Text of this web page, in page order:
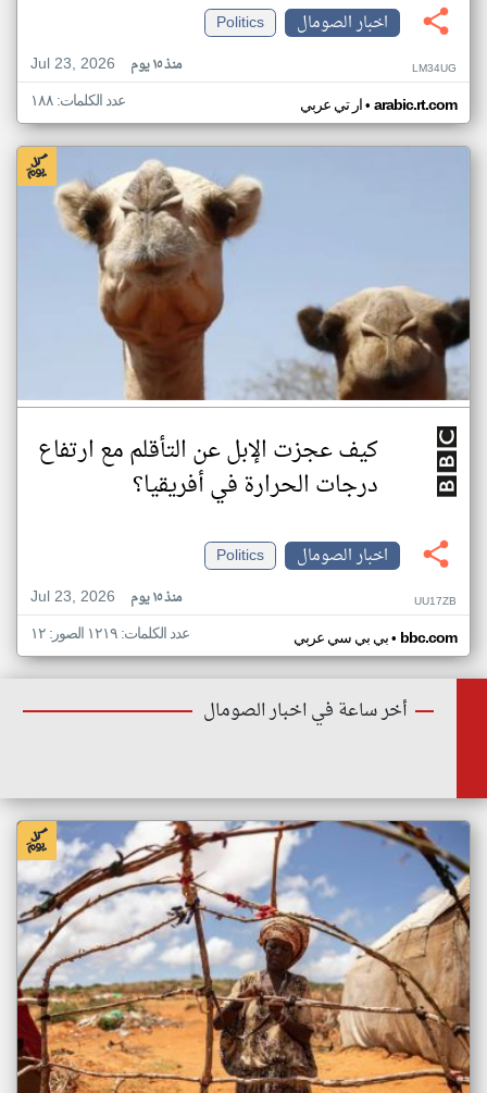
اخبار الصومال
Politics
Jul 23, 2026
منذ ١٥ يوم LM34UG
ار تي عربي• arabic.rt.com عدد الكلمات: ١٨٨
كيف عجزت الإبل عن التأقلم مع ارتفاع
درجات الحرارة في أفريقيا؟
اخبار الصومال
Politics
Jul 23, 2026
منذ ١٥ يوم UU17ZB
بي بي سي عربي• bbc.com عدد الكلمات: ١٢١٩ الصور: ١٢
أخر ساعة في اخبار الصومال